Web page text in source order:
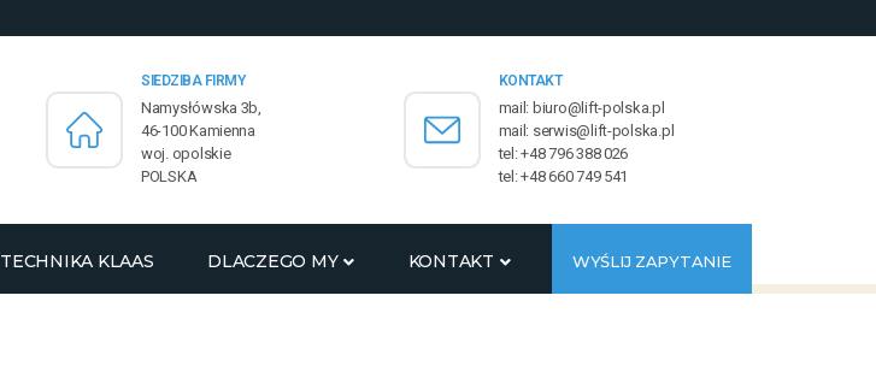
SIEDZIBA FIRMY
Namysłówska 3b,
46-100 Kamienna
woj. opolskie
POLSKA
KONTAKT
mail: biuro@lift-polska.pl
mail: serwis@lift-polska.pl
tel: +48 796 388 026
tel: +48 660 749 541
TECHNIKA KLAAS DLACZEGO MY KONTAKT WYŚLIJ ZAPYTANIE